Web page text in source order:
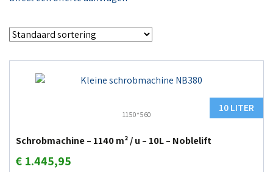
10 LITER
1150*560
Schrobmachine – 1140 m² / u – 10L – Noblelift
€ 1.445,95